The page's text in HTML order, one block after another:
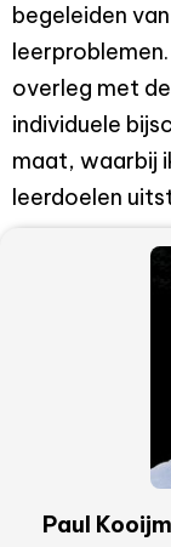
begeleiden
overleg met
individuele
maat, waarbij
leerdoelen
Paul